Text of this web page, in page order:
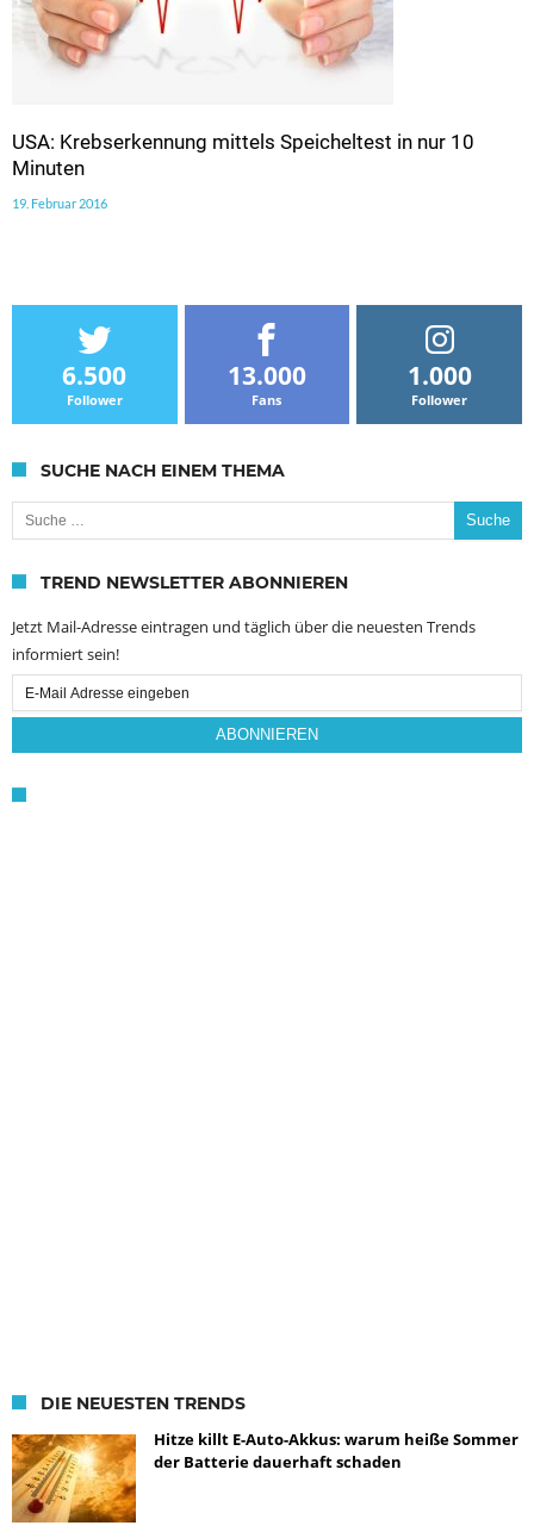
USA: Krebserkennung mittels Speicheltest in nur 10
Minuten
19. Februar 2016
6.500
Follower
13.000
Fans
1.000
Follower
SUCHE NACH EINEM THEMA
Suche nach:
TREND NEWSLETTER ABONNIEREN
Jetzt Mail-Adresse eintragen und täglich über die neuesten Trends
informiert sein!
Email
Subscription
ABONNIEREN
DIE NEUESTEN TRENDS
Hitze killt E-Auto-Akkus: warum heiße Sommer
der Batterie dauerhaft schaden